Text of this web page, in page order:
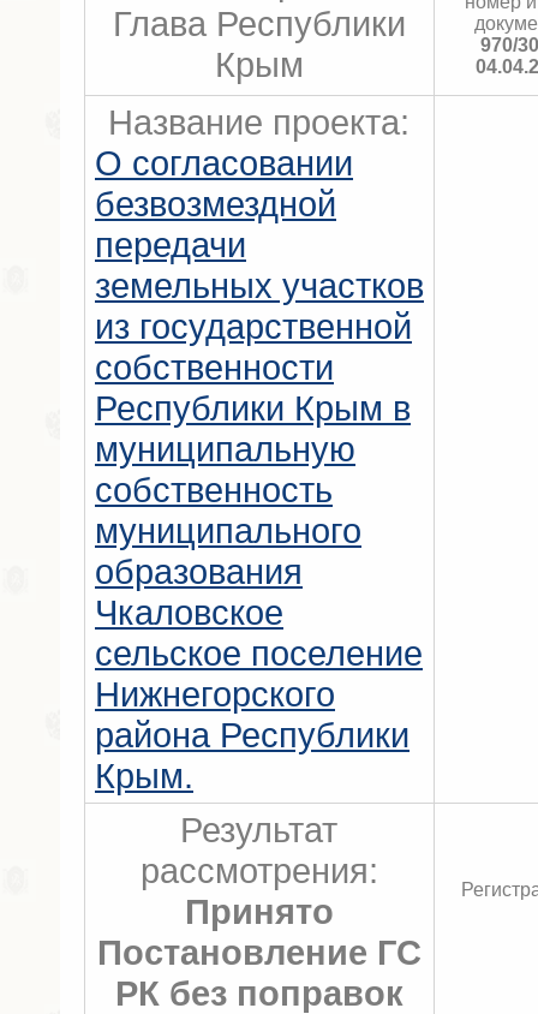
Глава Республики
Крым
970/
Название проекта:
О согласовании
безвозмездной
передачи
земельных участков
из государственной
собственности
Республики Крым в
муниципальную
собственность
муниципального
образования
Чкаловское
сельское поселение
Нижнегорского
района Республики
Крым.
Результат
рассмотрения:
Принято
Постановление ГС
РК без поправок